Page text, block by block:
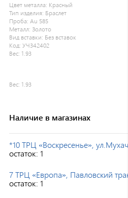
Цвет металла: Красный
Тип изделия: Браслет
Проба: Au 585
Металл: Золото
Вид вставки: Без вставок
Код: УЧ342402
Вес: 1.93
Вес: 1.93
Наличие в магазинах
*10 ТРЦ «Воскресенье»,
остаток: 1
7 ТРЦ «Европа», Павловский
остаток: 1